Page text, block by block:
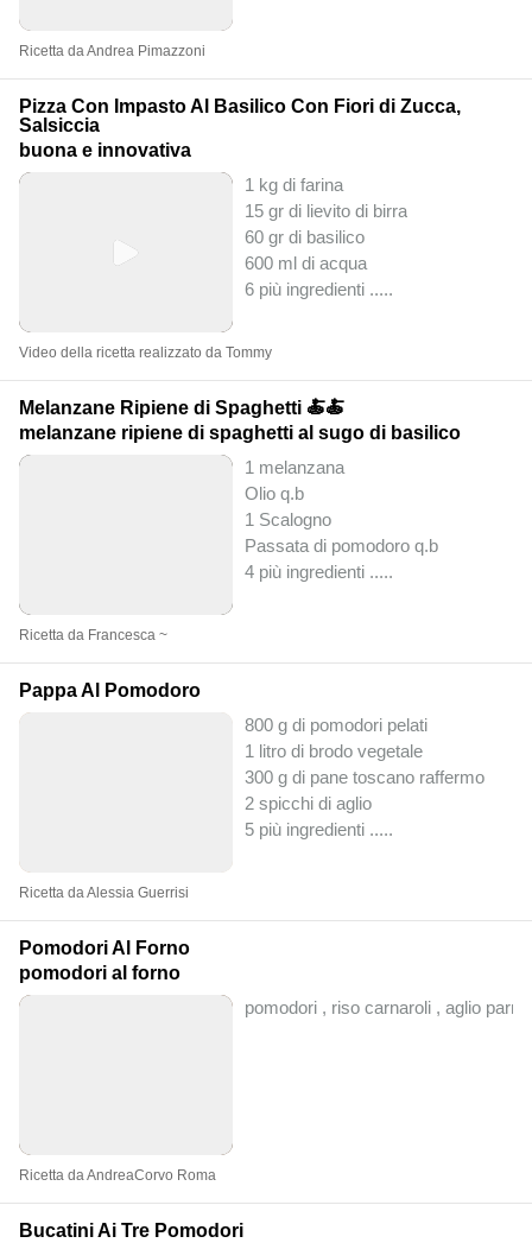
Ricetta da Andrea Pimazzoni
Pizza Con Impasto Al Basilico Con Fiori di Zucca,
Salsiccia
buona e innovativa
1 kg di farina
15 gr di lievito di birra
60 gr di basilico
600 ml di acqua
6 più ingredienti .....
Video della ricetta realizzato da Tommy
Melanzane Ripiene di Spaghetti 🍝🍝
melanzane ripiene di spaghetti al sugo di basilico
1 melanzana
Olio q.b
1 Scalogno
Passata di pomodoro q.b
4 più ingredienti .....
Ricetta da Francesca ~
Pappa Al Pomodoro
800 g di pomodori pelati
1 litro di brodo vegetale
300 g di pane toscano raffermo
2 spicchi di aglio
5 più ingredienti .....
Ricetta da Alessia Guerrisi
Pomodori Al Forno
pomodori al forno
pomodori , riso carnaroli , aglio
Ricetta da AndreaCorvo Roma
Bucatini Ai Tre Pomodori